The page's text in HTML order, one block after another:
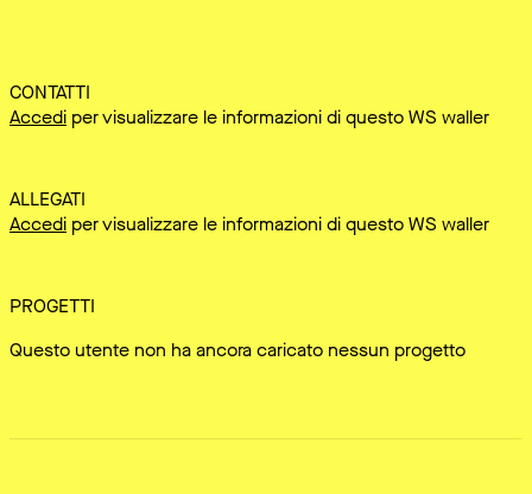
CONTATTI
Accedi per visualizzare le informazioni di questo WS waller
ALLEGATI
Accedi per visualizzare le informazioni di questo WS waller
PROGETTI
Questo utente non ha ancora caricato nessun progetto